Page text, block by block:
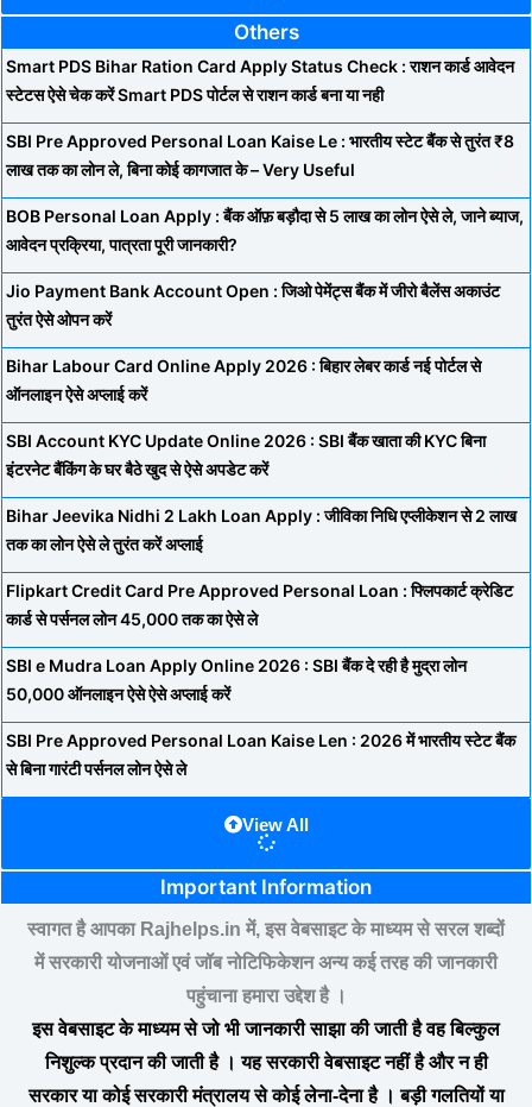
Others
Smart PDS Bihar Ration Card Apply Status Check : राशन कार्ड आवेदन
स्टेटस ऐसे चेक करें Smart PDS पोर्टल से राशन कार्ड बना या नही
SBI Pre Approved Personal Loan Kaise Le : भारतीय स्टेट बैंक से तुरंत ₹8
लाख तक का लोन ले, बिना कोई कागजात के – Very Useful
BOB Personal Loan Apply : बैंक ऑफ़ बड़ौदा से 5 लाख का लोन ऐसे ले, जाने ब्याज,
आवेदन प्रक्रिया, पात्रता पूरी जानकारी?
Jio Payment Bank Account Open : जिओ पेमेंट्स बैंक में जीरो बैलेंस अकाउंट
तुरंत ऐसे ओपन करें
Bihar Labour Card Online Apply 2026 : बिहार लेबर कार्ड नई पोर्टल से
ऑनलाइन ऐसे अप्लाई करें
SBI Account KYC Update Online 2026 : SBI बैंक खाता की KYC बिना
इंटरनेट बैंकिंग के घर बैठे खुद से ऐसे अपडेट करें
Bihar Jeevika Nidhi 2 Lakh Loan Apply : जीविका निधि एप्लीकेशन से 2 लाख
तक का लोन ऐसे ले तुरंत करें अप्लाई
Flipkart Credit Card Pre Approved Personal Loan : फ्लिपकार्ट क्रेडिट
कार्ड से पर्सनल लोन 45,000 तक का ऐसे ले
SBI e Mudra Loan Apply Online 2026 : SBI बैंक दे रही है मुद्रा लोन
50,000 ऑनलाइन ऐसे ऐसे अप्लाई करें
SBI Pre Approved Personal Loan Kaise Len : 2026 में भारतीय स्टेट बैंक
से बिना गारंटी पर्सनल लोन ऐसे ले
View All
Important Information
स्वागत है आपका Rajhelps.in में, इस वेबसाइट के माध्यम से सरल शब्दों
में सरकारी योजनाओं एवं जॉब नोटिफिकेशन अन्य कई तरह की जानकारी
पहुंचाना हमारा उद्देश है ।
इस वेबसाइट के माध्यम से जो भी जानकारी साझा की जाती है वह बिल्कुल
निशुल्क प्रदान की जाती है । यह सरकारी वेबसाइट नहीं है और न ही
सरकार या कोई सरकारी मंत्रालय से कोई लेना-देना है । बड़ी गलतियों या